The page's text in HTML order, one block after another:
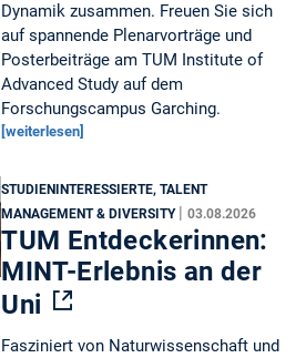
Dynamik zusammen. Freuen Sie sich
auf spannende Plenarvorträge und
Posterbeiträge am TUM Institute of
Advanced Study auf dem
Forschungscampus Garching.
[weiterlesen]
STUDIENINTERESSIERTE, TALENT
MANAGEMENT & DIVERSITY
|03.08.2026
TUM Entdeckerinnen:
MINT-Erlebnis an der
Uni
Fasziniert von Naturwissenschaft und